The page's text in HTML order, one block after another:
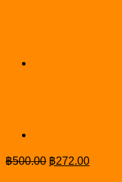
฿500.00 Original
price
฿272.00Current
price